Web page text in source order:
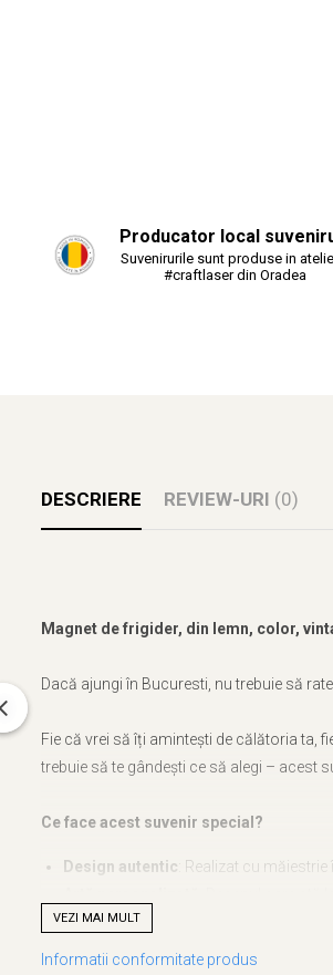
Producator local
Suvenirurile sunt produse in
#craftlaser din Oradea
DESCRIERE REVIEW-URI (0)
Magnet de frigider, din lemn, color,
Dacă ajungi în Bucuresti, nu trebuie să
Fie că vrei să îți amintești de călătoria ta,
trebuie să te gândești ce să alegi – acest
Ce face acest suvenir special?
Design autentic : Realizat cu
O poveste în miniatură
VEZI MAI MULT
Informatii conformitate produs